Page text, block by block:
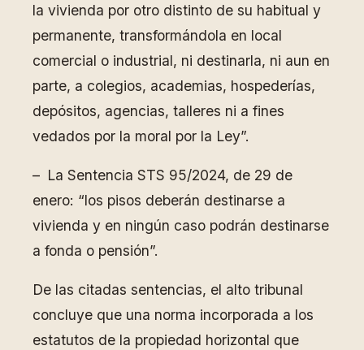
la vivienda por otro distinto de su habitual y
permanente, transformándola en local
comercial o industrial, ni destinarla, ni aun en
parte, a colegios, academias, hospederías,
depósitos, agencias, talleres ni a fines
vedados por la moral por la Ley”.
– La Sentencia STS 95/2024, de 29 de
enero: “los pisos deberán destinarse a
vivienda y en ningún caso podrán destinarse
a fonda o pensión”.
De las citadas sentencias, el alto tribunal
concluye que una norma incorporada a los
estatutos de la propiedad horizontal que